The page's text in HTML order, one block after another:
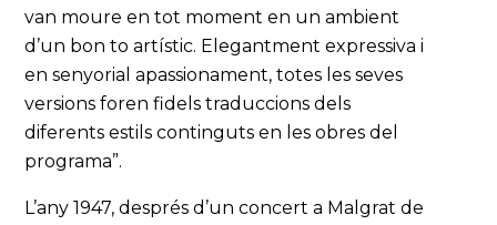
van moure en tot moment en un ambient
d’un bon to artístic. Elegantment expressiva i
en senyorial apassionament, totes les seves
versions foren fidels traduccions dels
diferents estils continguts en les obres del
programa”.
L’any 1947, després d’un concert a Malgrat de